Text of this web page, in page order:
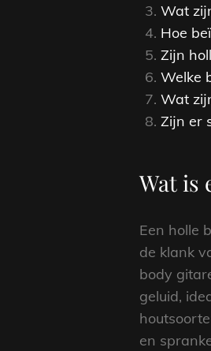
Wat
Hoe
Zijn
Welke
Wat
Zijn er
Wat is
Een holle
de klank
body
geluid,
en